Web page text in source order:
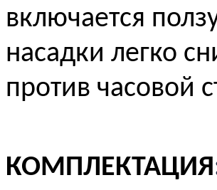
включается
насадки легко
против часовой
КОМПЛЕКТАЦИЯ